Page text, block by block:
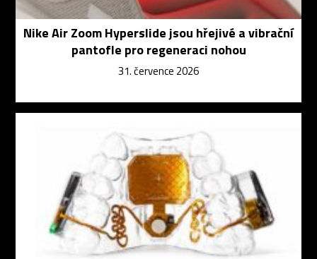
Nike Air Zoom Hyperslide jsou hřejivé a vibrační
pantofle pro regeneraci nohou
31. července 2026